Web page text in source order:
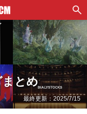
まとめ
最終更新： 2025/7/15